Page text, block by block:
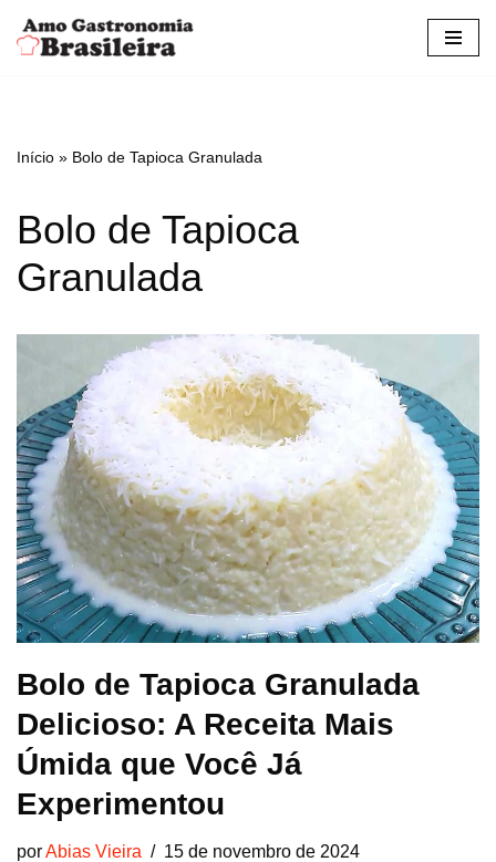
Pular
conteúdo
Início » Bolo de Tapioca Granulada
Bolo de Tapioca
Granulada
Bolo de Tapioca Granulada
Delicioso: A Receita Mais
Úmida que Você Já
Experimentou
porAbias Vieira 15 de novembro de 2024